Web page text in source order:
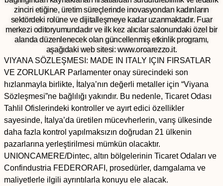
zinciri etiğine, üretim süreçlerinde inovasyondan kadınların
sektördeki rolüne ve dijitalleşmeye kadar uzanmaktadır. Fuar
merkezi oditoryumundadır ve ilk kez alıcılar salonundaki özel bir
alanda düzenlenecek olan güncellenmiş etkinlik programı,
aşağıdaki web sitesi: www.oroarezzo.it.
VIYANA SÖZLEŞMESI: MADE IN ITALY IÇIN FIRSATLAR
VE ZORLUKLAR Parlamenter onay sürecindeki son
hızlanmayla birlikte, İtalya’nın değerli metaller için “Viyana
Sözleşmesi”ne bağlılığı yakındır. Bu nedenle, Ticaret Odası
Tahlil Ofislerindeki kontroller ve ayırt edici özellikler
sayesinde, İtalya’da üretilen mücevherlerin, varış ülkesinde
daha fazla kontrol yapılmaksızın doğrudan 21 ülkenin
pazarlarına yerleştirilmesi mümkün olacaktır.
UNIONCAMERE/Dintec, altın bölgelerinin Ticaret Odaları ve
Confindustria FEDERORAFI, prosedürler, damgalama ve
maliyetlerle ilgili ayrıntılarla konuyu ele alacak.